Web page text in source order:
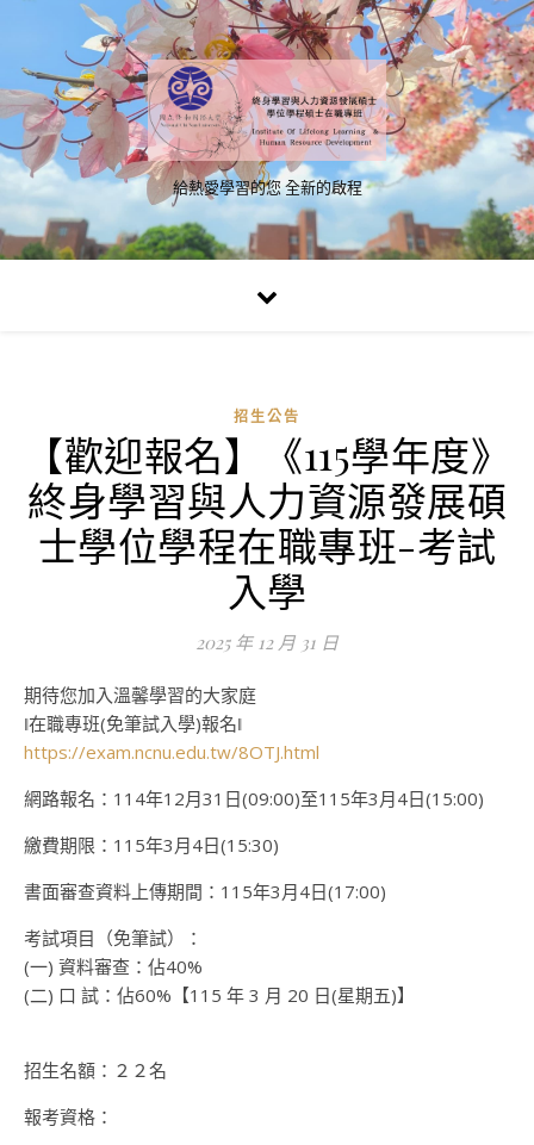
給熱愛學習的您 全新的啟程
招生公告
【歡迎報名】《115學年度》
終身學習與人力資源發展碩
士學位學程在職專班-考試
入學
2025 年 12 月 31 日
期待您加入溫馨學習的大家庭
‖在職專班(免筆試入學)報名‖
https://exam.ncnu.edu.tw/8OTJ.html
網路報名：114年12月31日(09:00)至115年3月4日(15:00)
繳費期限：115年3月4日(15:30)
書面審查資料上傳期間：115年3月4日(17:00)
考試項目（免筆試）：
(一) 資料審查：佔40%
(二) 口 試：佔60%【115 年 3 月 20 日(星期五)】
招生名額：２２名
報考資格：